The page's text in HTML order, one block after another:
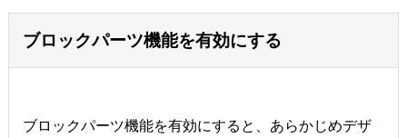
ブロックパーツ機能を有効にする
ブロックパーツ機能を有効にすると、あらかじめデザ